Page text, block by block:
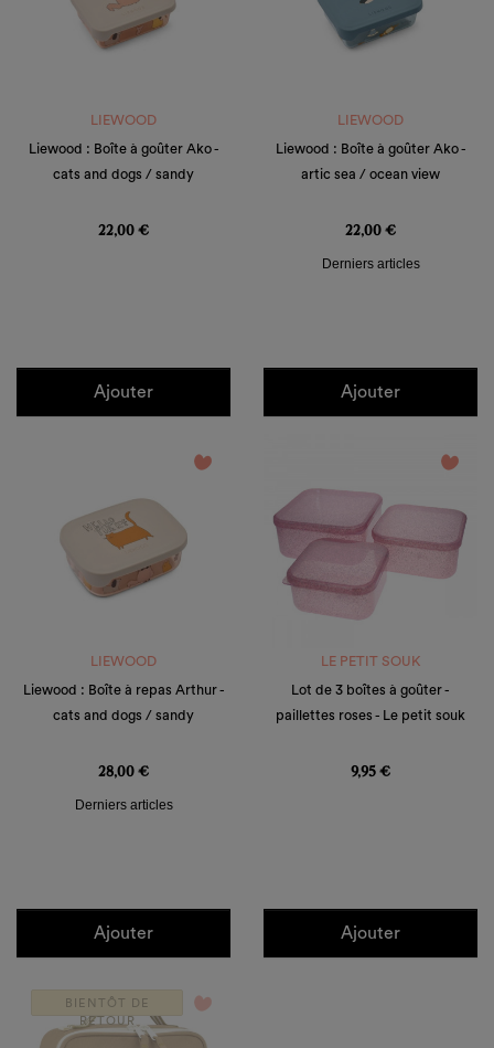
LIEWOOD
Liewood : Boîte à goûter Ako -
cats and dogs / sandy
22,00 €
Ajouter
LIEWOOD
Liewood : Boîte à goûter Ako -
artic sea / ocean view
22,00 €
Derniers articles
Ajouter
favorite_border
LIEWOOD
Liewood : Boîte à repas Arthur -
cats and dogs / sandy
28,00 €
Derniers articles
Ajouter
favorite_border
LE PETIT SOUK
Lot de 3 boîtes à goûter -
paillettes roses - Le petit souk
9,95 €
Ajouter
BIENTÔT DE
RETOUR
favorite_border